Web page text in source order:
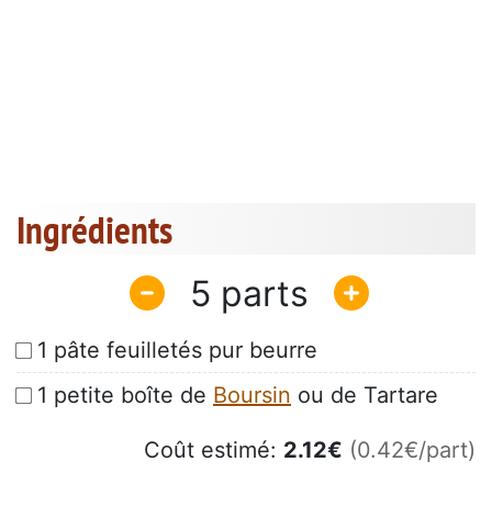
Ingrédients
5
1 pâte feuilletés pur beurre
1 petite boîte de Boursin ou de Tartare
Coût estimé: 2.12€ (0.42€/part)